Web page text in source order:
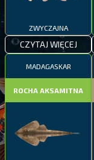
ZWYCZAJNA
CZYTAJ WIĘCEJ
MADAGASKAR
ROCHA AKSAMITNA